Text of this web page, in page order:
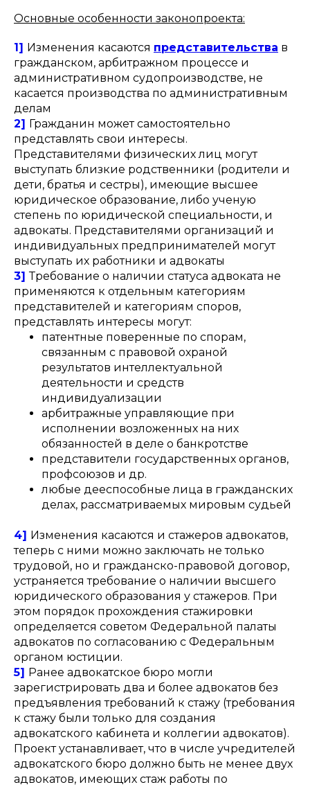
Основные особенности законопроекта:
1] Изменения касаются представительства в
гражданском, арбитражном процессе и
административном судопроизводстве, не
касается производства по административным
делам
2]
Гражданин может самостоятельно
представлять свои интересы.
Представителями физических лиц могут
выступать близкие родственники (родители и
дети, братья и сестры), имеющие высшее
юридическое образование, либо ученую
степень по юридической специальности, и
адвокаты. Представителями организаций ‎и
индивидуальных предпринимателей могут
выступать их работники и адвокаты
3]Требование о наличии статуса адвоката не
применяются к отдельным категориям
представителей и категориям споров,
представлять интересы могут:
патентные поверенные по спорам,
связанным с правовой охраной
результатов интеллектуальной
деятельности ‎и средств
индивидуализации
арбитражные управляющие ‎при
исполнении возложенных на них
обязанностей в деле ‎о банкротстве
представители государственных органов,
профсоюзов и др.
любые дееспособные лица в гражданских
делах, рассматриваемых мировым судьей
4]
Изменения касаются и стажеров адвокатов,
теперь с ними можно заключать не только
трудовой, но и гражданско-правовой договор,
устраняется требование о наличии высшего
юридического образования у стажеров. При
этом порядок прохождения стажировки
определяется советом Федеральной палаты
адвокатов по согласованию с Федеральным
органом юстиции.
5]
Ранее адвокатское бюро могли
зарегистрировать два и более адвокатов без
предъявления требований к стажу (требования
к стажу были только для создания
адвокатского кабинета и коллегии адвокатов).
Проект устанавливает, что в числе учредителей
адвокатского бюро должно быть не менее ‎двух
адвокатов, имеющих стаж работы по